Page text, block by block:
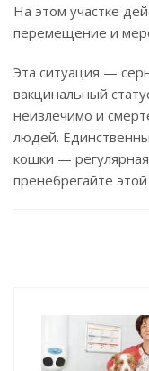
На этом участке
перемещение и
Эта ситуация —
вакцинальный
неизлечимо и
людей.
кошки —
пренебрегайте